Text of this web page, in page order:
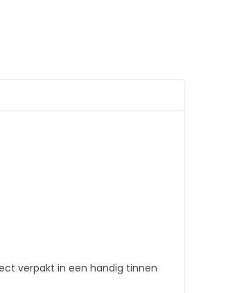
verpakt in een handig tinnen